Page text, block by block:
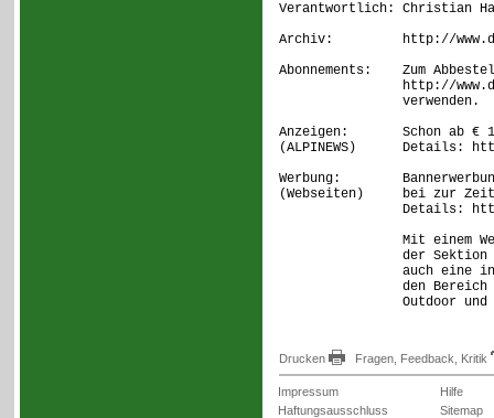
Verantwortlich: Christian
Archiv: http://www.dav-
Abonnements: Zum
http://www.dav-
verwenden.
Anzeigen: Schon ab €
(ALPINEWS) Details:
Werbung:
(Webseiten) bei zur Zeit
Details: http://
Mit einem
der Sektion
auch eine
den Bereich
Outdoor und Skilauf
Drucken Fragen, Feedback, Kritik
Impressum
Haftungsausschluss
Hilfe
Sitemap